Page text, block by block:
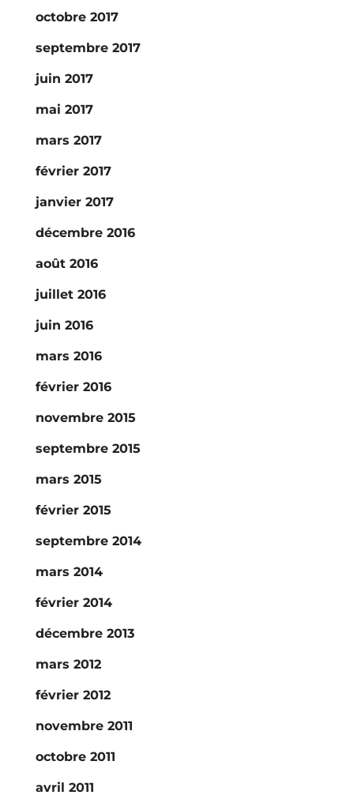
octobre 2017
septembre 2017
juin 2017
mai 2017
mars 2017
février 2017
janvier 2017
décembre 2016
août 2016
juillet 2016
juin 2016
mars 2016
février 2016
novembre 2015
septembre 2015
mars 2015
février 2015
septembre 2014
mars 2014
février 2014
décembre 2013
mars 2012
février 2012
novembre 2011
octobre 2011
avril 2011